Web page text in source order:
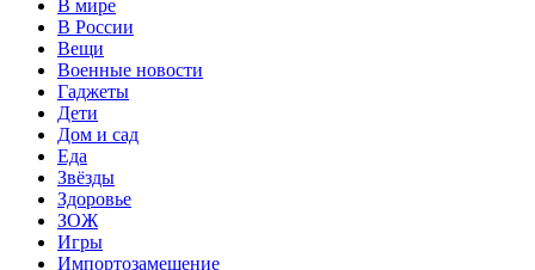
В мире
В России
Вещи
Военные новости
Гаджеты
Дети
Дом и сад
Еда
Звёзды
Здоровье
ЗОЖ
Игры
Импортозамещение